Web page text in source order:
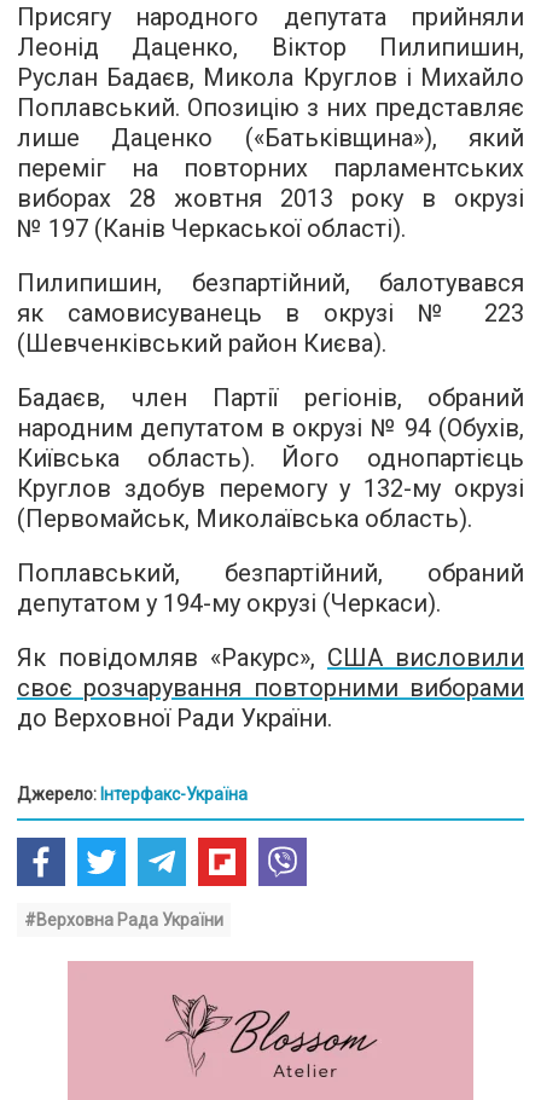
Присягу народного депутата прийняли
Леонід Даценко, Віктор Пилипишин,
Руслан Бадаєв, Микола Круглов і Михайло
Поплавський. Опозицію з них представляє
лише Даценко («Батьківщина»), який
переміг на повторних парламентських
виборах 28 жовтня 2013 року в окрузі
№ 197 (Канів Черкаської області).
Пилипишин, безпартійний, балотувався
як самовисуванець в окрузі № 223
(Шевченківський район Києва).
Бадаєв, член Партії регіонів, обраний
народним депутатом в окрузі № 94 (Обухів,
Київська область). Його однопартієць
Круглов здобув перемогу у 132-му окрузі
(Первомайськ, Миколаївська область).
Поплавський, безпартійний, обраний
депутатом у 194-му окрузі (Черкаси).
Як повідомляв «Ракурс», США висловили
своє розчарування повторними виборами
до Верховної Ради України.
Джерело: Інтерфакс-Україна
#Верховна Рада України